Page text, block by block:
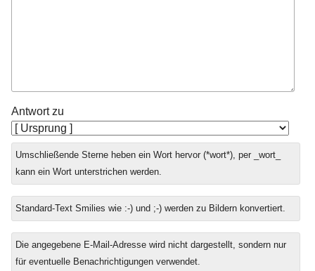
Antwort zu
Umschließende Sterne heben ein Wort hervor (*wort*), per _wort_
kann ein Wort unterstrichen werden.
Standard-Text Smilies wie :-) und ;-) werden zu Bildern konvertiert.
Die angegebene E-Mail-Adresse wird nicht dargestellt, sondern nur
für eventuelle Benachrichtigungen verwendet.